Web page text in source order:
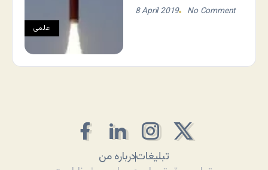
علمی
8 April 2019 No Comment
درباره منتبلیغات